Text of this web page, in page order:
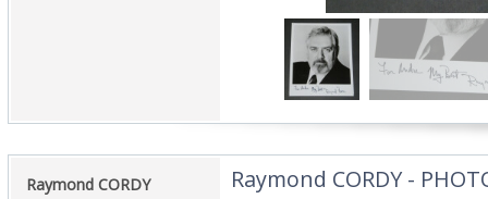
‎Raymond CORDY‎
‎Raymond CORDY -